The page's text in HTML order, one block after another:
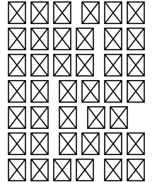
우주는 팽창을
멈추거나 역행
(최후에 대붕
괴로 이끄는)
하게 될 수도
있을 것이다.
실제로는 우주
블랙홀은 빛을
반사하지 않기
에 이상적 흑
체처럼 행동한
다. 또한 휘
어진 시공간의
양자장론에 따